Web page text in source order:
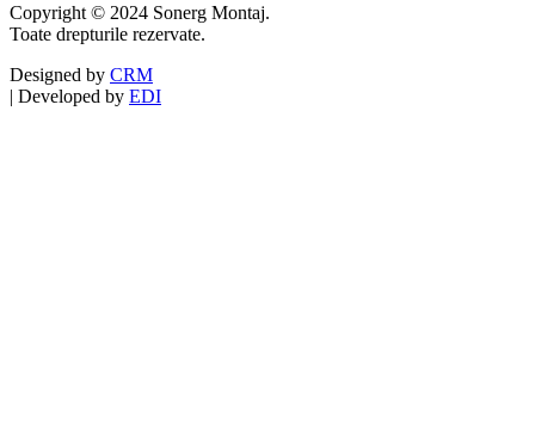
Copyright © 2024 Sonerg Montaj.
Toate drepturile rezervate.
Designed by CRM
| Developed by EDI